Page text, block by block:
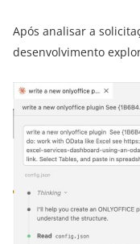
Após analisar a
desenvolvimento